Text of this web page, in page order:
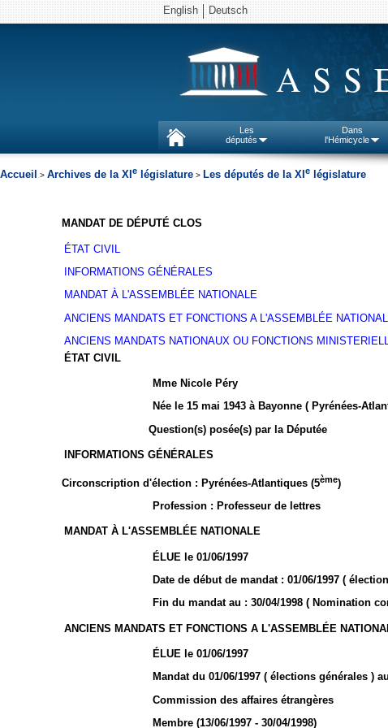
English Deutsch
Les
députés
Dans
l'Hémicycle
Accueil > Archives de la XI e législature > Les députés de la XI e législature
MANDAT DE DÉPUTÉ CLOS
ÉTAT CIVIL
INFORMATIONS GÉNÉRALES
MANDAT À L'ASSEMBLÉE NATIONALE
ANCIENS MANDATS ET FONCTIONS A L'ASSEMBLÉE
ANCIENS MANDATS NATIONAUX OU FONCTIONS
ÉTAT CIVIL
Mme Nicole Péry
Née le 15 mai 1943 à Bayonne ( Pyrénées-
Question(s) posée(s) par la Députée
INFORMATIONS GÉNÉRALES
Circonscription d'élection : Pyrénées-Atlantiques (5ème)
Profession : Professeur de lettres
MANDAT À L'ASSEMBLÉE NATIONALE
ÉLUE le 01/06/1997
Date de début de mandat : 01/06/1997 (
Fin du mandat au : 30/04/1998 ( Nomination
ANCIENS MANDATS ET FONCTIONS A L'ASSEMBLÉE
ÉLUE le 01/06/1997
Mandat du 01/06/1997 ( élections générales )
Commission des affaires étrangères
Membre (13/06/1997 - 30/04/1998)